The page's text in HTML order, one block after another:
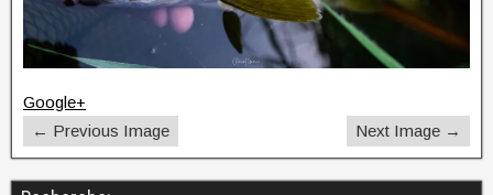
Google+
← Previous Image
Next Image →